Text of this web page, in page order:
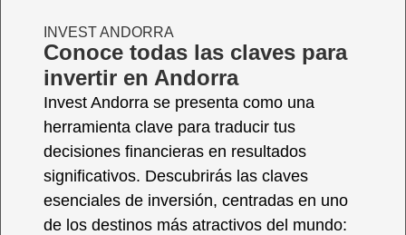
INVEST ANDORRA
Conoce todas las claves para
invertir en Andorra
Invest Andorra se presenta como una
herramienta clave para traducir tus
decisiones financieras en resultados
significativos. Descubrirás las claves
esenciales de inversión, centradas en uno
de los destinos más atractivos del mundo: